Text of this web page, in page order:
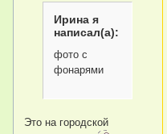
Ирина я
написал(а):
фото с
фонарями
Это на городской